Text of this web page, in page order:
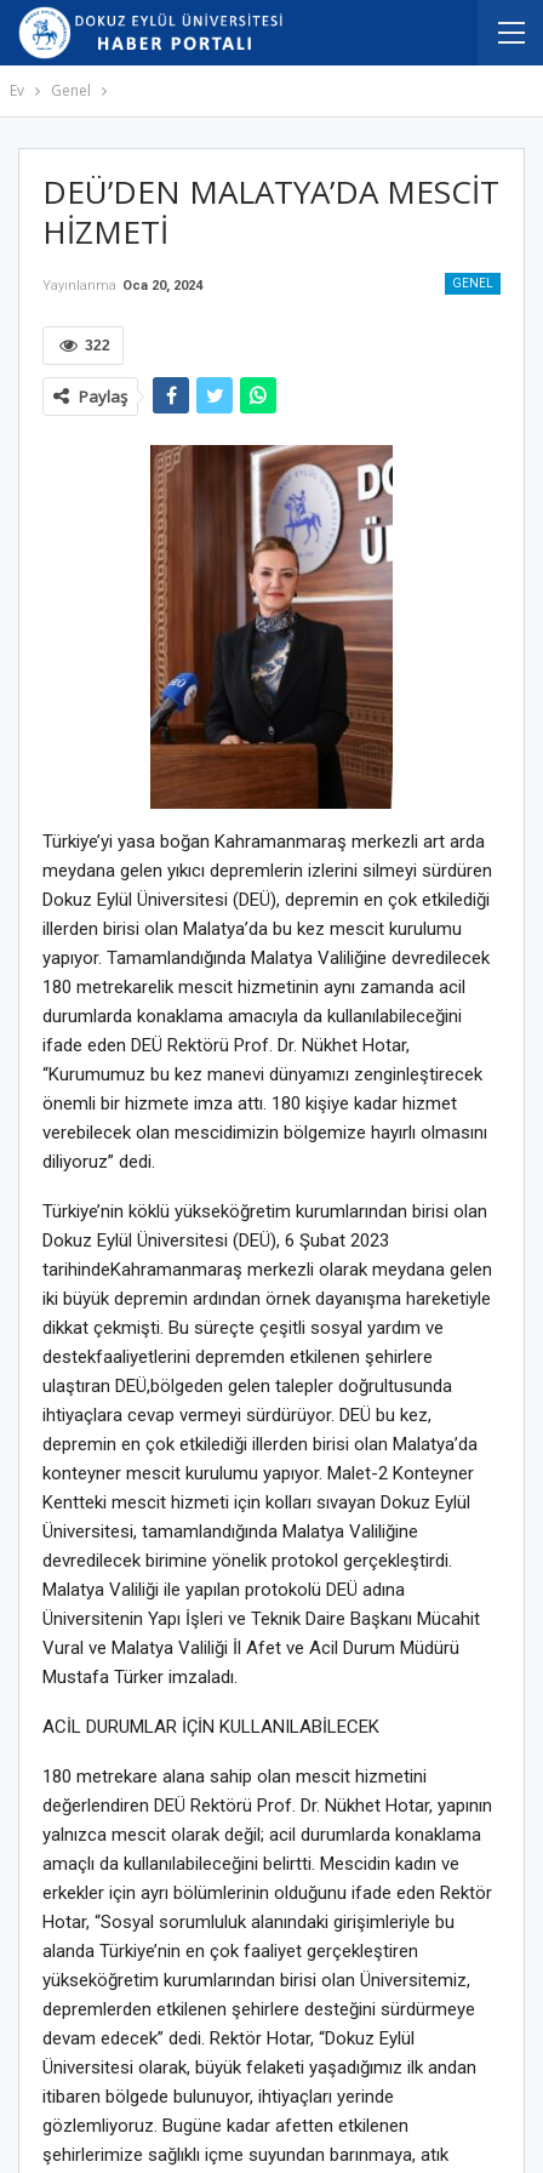
Ev Genel
DEÜ’DEN MALATYA’DA MESCİT
HİZMETİ
GENEL
Yayınlanma Oca 20, 2024
322
Paylaş
Türkiye’yi yasa boğan Kahramanmaraş merkezli art arda
meydana gelen yıkıcı depremlerin izlerini silmeyi sürdüren
Dokuz Eylül Üniversitesi (DEÜ), depremin en çok etkilediği
illerden birisi olan Malatya’da bu kez mescit kurulumu
yapıyor. Tamamlandığında Malatya Valiliğine devredilecek
180 metrekarelik mescit hizmetinin aynı zamanda acil
durumlarda konaklama amacıyla da kullanılabileceğini
ifade eden DEÜ Rektörü Prof. Dr. Nükhet Hotar,
“Kurumumuz bu kez manevi dünyamızı zenginleştirecek
önemli bir hizmete imza attı. 180 kişiye kadar hizmet
verebilecek olan mescidimizin bölgemize hayırlı olmasını
diliyoruz” dedi.
Türkiye’nin köklü yükseköğretim kurumlarından birisi olan
Dokuz Eylül Üniversitesi (DEÜ), 6 Şubat 2023
tarihindeKahramanmaraş merkezli olarak meydana gelen
iki büyük depremin ardından örnek dayanışma hareketiyle
dikkat çekmişti. Bu süreçte çeşitli sosyal yardım ve
destekfaaliyetlerini depremden etkilenen şehirlere
ulaştıran DEÜ,bölgeden gelen talepler doğrultusunda
ihtiyaçlara cevap vermeyi sürdürüyor. DEÜ bu kez,
depremin en çok etkilediği illerden birisi olan Malatya’da
konteyner mescit kurulumu yapıyor. Malet-2 Konteyner
Kentteki mescit hizmeti için kolları sıvayan Dokuz Eylül
Üniversitesi, tamamlandığında Malatya Valiliğine
devredilecek birimine yönelik protokol gerçekleştirdi.
Malatya Valiliği ile yapılan protokolü DEÜ adına
Üniversitenin Yapı İşleri ve Teknik Daire Başkanı Mücahit
Vural ve Malatya Valiliği İl Afet ve Acil Durum Müdürü
Mustafa Türker imzaladı.
ACİL DURUMLAR İÇİN KULLANILABİLECEK
180 metrekare alana sahip olan mescit hizmetini
değerlendiren DEÜ Rektörü Prof. Dr. Nükhet Hotar, yapının
yalnızca mescit olarak değil; acil durumlarda konaklama
amaçlı da kullanılabileceğini belirtti. Mescidin kadın ve
erkekler için ayrı bölümlerinin olduğunu ifade eden Rektör
Hotar, “Sosyal sorumluluk alanındaki girişimleriyle bu
alanda Türkiye’nin en çok faaliyet gerçekleştiren
yükseköğretim kurumlarından birisi olan Üniversitemiz,
depremlerden etkilenen şehirlere desteğini sürdürmeye
devam edecek” dedi. Rektör Hotar, “Dokuz Eylül
Üniversitesi olarak, büyük felaketi yaşadığımız ilk andan
itibaren bölgede bulunuyor, ihtiyaçları yerinde
gözlemliyoruz. Bugüne kadar afetten etkilenen
şehirlerimize sağlıklı içme suyundan barınmaya, atık